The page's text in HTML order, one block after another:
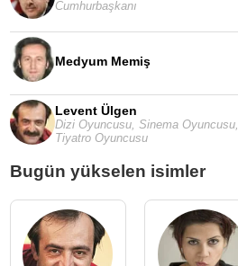
Cumhurbaşkanı
Medyum Memiş
Levent Ülgen
Dizi Oyuncusu, Sinema Oyuncusu,
Tiyatro Oyuncusu
Bugün yükselen isimler